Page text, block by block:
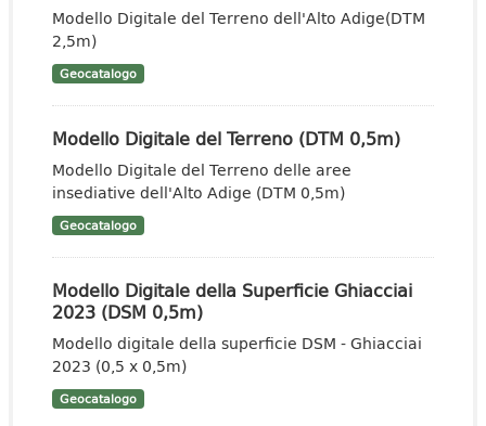
Modello Digitale del Terreno dell'Alto Adige(DTM
2,5m)
Geocatalogo
Modello Digitale del Terreno (DTM 0,5m)
Modello Digitale del Terreno delle aree
insediative dell'Alto Adige (DTM 0,5m)
Geocatalogo
Modello Digitale della Superficie Ghiacciai
2023 (DSM 0,5m)
Modello digitale della superficie DSM - Ghiacciai
2023 (0,5 x 0,5m)
Geocatalogo